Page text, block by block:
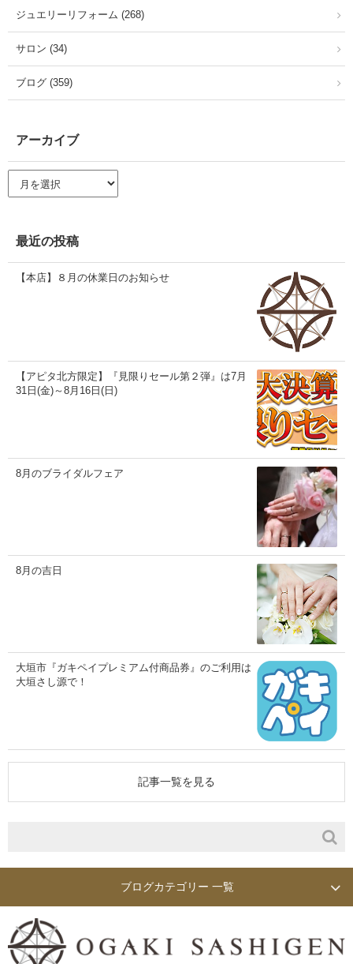
ジュエリーリフォーム (268)
サロン (34)
ブログ (359)
アーカイブ
ー
ブ
最近の投稿
【本店】８月の休業日のお知らせ
【アピタ北方限定】『見限りセール第２弾』は7月
31日(金)～8月16日(日)
8月のブライダルフェア
8月の吉日
大垣市『ガキペイプレミアム付商品券』のご利用は
大垣さし源で！
記事一覧を見る
ブログカテゴリー 一覧